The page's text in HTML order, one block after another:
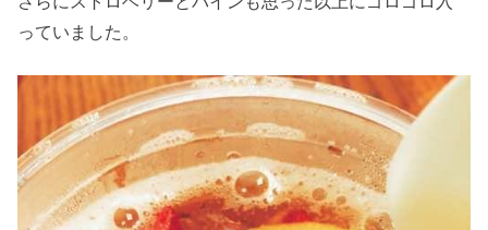
っていました。